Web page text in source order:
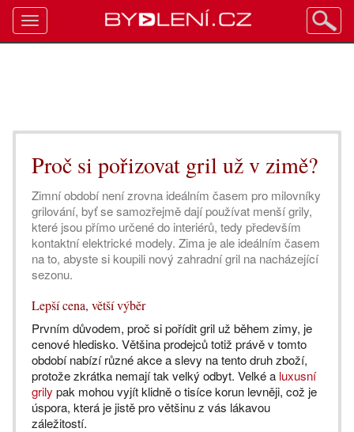
Proč si pořizovat gril už v zimě?
Zimní období není zrovna ideálním časem pro milovníky
grilování, byť se samozřejmě dají používat menší grily,
které jsou přímo určené do interiérů, tedy především
kontaktní elektrické modely. Zima je ale ideálním časem
na to, abyste si koupili nový zahradní gril na nacházející
sezonu.
Lepší cena, větší výběr
Prvním důvodem, proč si pořídit gril už během zimy, je
cenové hledisko. Většina prodejců totiž právě v tomto
období nabízí různé akce a slevy na tento druh zboží,
protože zkrátka nemají tak velký odbyt. Velké a luxusní
grily pak mohou vyjít klidně o tisíce korun levněji, což je
úspora, která je jistě pro většinu z vás lákavou
záležitostí.
Toggle
navigation